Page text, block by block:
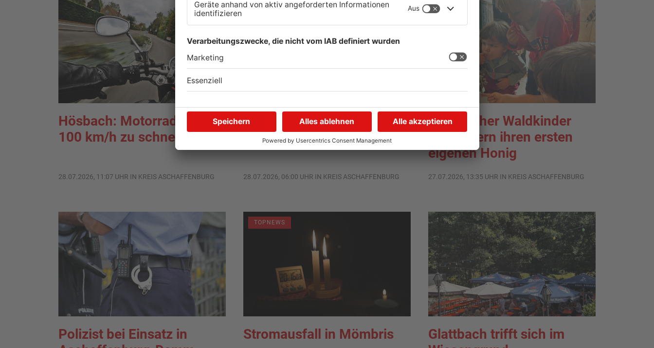
Hösbach: Motorradfahrer
100 km/h zu schnell
28.07.2026, 11:07 UHR IN KREIS ASCHAFFENBURG
Neuer Boule-Platz für
Mömbris?
28.07.2026, 06:00 UHR IN KREIS ASCHAFFENBURG
Glattbacher Waldkinder
schleudern ihren ersten
eigenen Honig
27.07.2026, 13:35 UHR IN KREIS ASCHAFFENBURG
Polizist bei Einsatz in
TOPNEWS
Stromausfall in Mömbris
Glattbach trifft sich im